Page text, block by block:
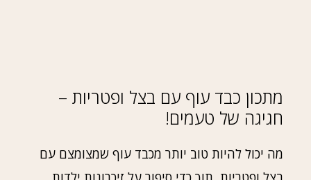
מתכון כבד עוף עם בצל ופטריות –
חגיגה של טעמים!
מה יכול להיות טוב יותר מכבד עוף שמצומצם עם